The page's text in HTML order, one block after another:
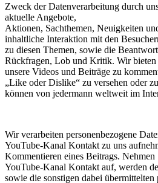
Zweck der Datenverarbeitung durch
aktuelle Angebote,
Aktionen, Sachthemen, Neuigkeiten
inhaltliche Interaktion mit den
zu diesen Themen, sowie die
Rückfragen, Lob und Kritik. Wir
unsere Videos und Beiträge zu
„Like oder Dislike“ zu versehen oder
können von jedermann weltweit im
Wir verarbeiten personenbezogene
YouTube-Kanal Kontakt zu uns
Kommentieren eines Beitrags. Nehmen
YouTube-Kanal Kontakt auf, werden
sowie die sonstigen dabei übermittelten